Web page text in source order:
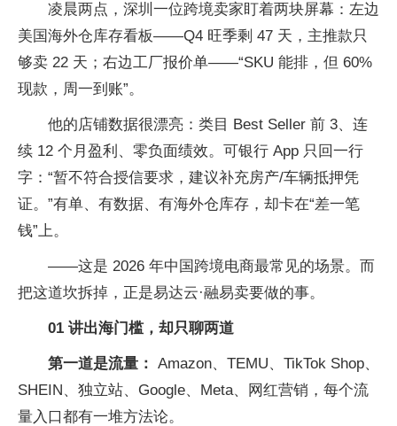
凌晨两点，深圳一位跨境卖家盯着两块屏幕：左边
美国海外仓库存看板——Q4 旺季剩 47 天，主推款只
够卖 22 天；右边工厂报价单——“SKU 能排，但 60%
现款，周一到账”。
他的店铺数据很漂亮：类目 Best Seller 前 3、连
续 12 个月盈利、零负面绩效。可银行 App 只回一行
字：“暂不符合授信要求，建议补充房产/车辆抵押凭
证。”有单、有数据、有海外仓库存，却卡在“差一笔
钱”上。
——这是 2026 年中国跨境电商最常见的场景。而
把这道坎拆掉，正是易达云·融易卖要做的事。
01 讲出海门槛，却只聊两道
第一道是流量： Amazon、TEMU、TikTok Shop、
SHEIN、 独立站、Google、 Meta、网红营销，每个流
量入口都有一堆方法论。